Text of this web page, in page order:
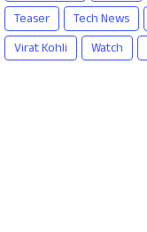
Teaser
Tech News
Virat Kohli
Watch